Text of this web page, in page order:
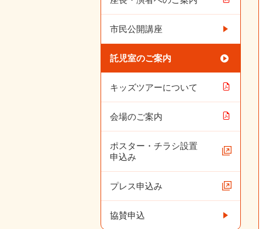
市民公開講座
託児室のご案内
キッズツアーについて
会場のご案内
ポスター・チラシ設置
申込み
プレス申込み
協賛申込